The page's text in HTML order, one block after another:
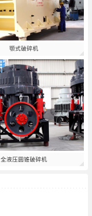
颚式破碎机
全液压圆锥破碎机